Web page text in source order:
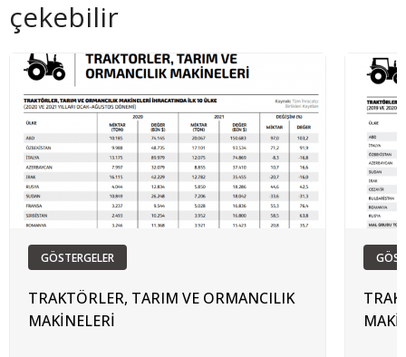
çekebilir
GÖSTERGELER
TRAKTÖRLER, TARIM VE ORMANCILIK
MAKİNELERİ